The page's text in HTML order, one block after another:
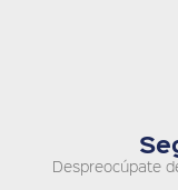
Despreocúpate